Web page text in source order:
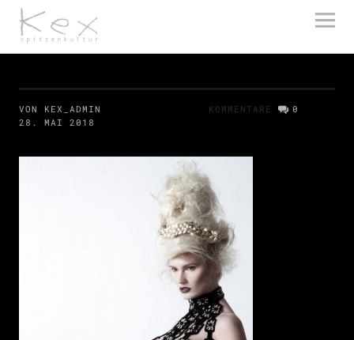
kex spitzenkultur
VON KEX_ADMIN
28. MAI 2018
KOMMENTARE 0